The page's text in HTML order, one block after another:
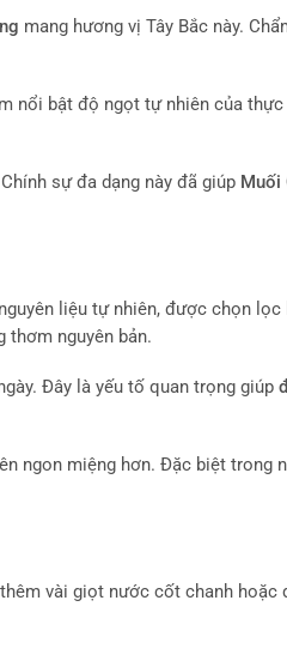
mang hương vị Tây Bắc này.
nổi bật độ ngọt tự nhiên của
sự đa dạng này đã giúp Muối
liệu tự nhiên, được chọn lọc
thơm nguyên bản.
Đây là yếu tố quan trọng giúp
ngon miệng hơn. Đặc biệt trong
thêm vài giọt nước cốt chanh hoặc